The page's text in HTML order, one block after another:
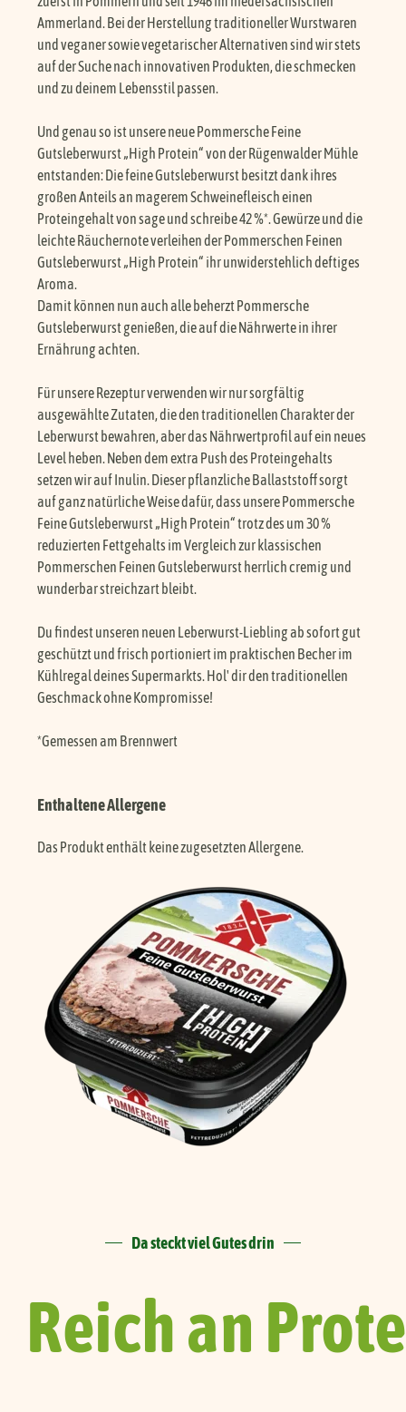
Ammerland. Bei der Herstellung traditioneller Wurstwaren
und veganer sowie vegetarischer Alternativen sind wir stets
auf der Suche nach innovativen Produkten, die schmecken
und zu deinem Lebensstil passen.
Und genau so ist unsere neue Pommersche Feine
Gutsleberwurst „High Protein“ von der Rügenwalder Mühle
entstanden: Die feine Gutsleberwurst besitzt dank ihres
großen Anteils an magerem Schweinefleisch einen
Proteingehalt von sage und schreibe 42 %*. Gewürze und die
leichte Räuchernote verleihen der Pommerschen Feinen
Gutsleberwurst „High Protein“ ihr unwiderstehlich deftiges
Aroma.
Damit können nun auch alle beherzt Pommersche
Gutsleberwurst genießen, die auf die Nährwerte in ihrer
Ernährung achten.
Für unsere Rezeptur verwenden wir nur sorgfältig
ausgewählte Zutaten, die den traditionellen Charakter der
Leberwurst bewahren, aber das Nährwertprofil auf ein neues
Level heben. Neben dem extra Push des Proteingehalts
setzen wir auf Inulin. Dieser pflanzliche Ballaststoff sorgt
auf ganz natürliche Weise dafür, dass unsere Pommersche
Feine Gutsleberwurst „High Protein“ trotz des um 30 %
reduzierten Fettgehalts im Vergleich zur klassischen
Pommerschen Feinen Gutsleberwurst herrlich cremig und
wunderbar streichzart bleibt.
Du findest unseren neuen Leberwurst-Liebling ab sofort gut
geschützt und frisch portioniert im praktischen Becher im
Kühlregal deines Supermarkts. Hol' dir den traditionellen
Geschmack ohne Kompromisse!
*Gemessen am Brennwert
Enthaltene Allergene
Das Produkt enthält keine zugesetzten Allergene.
Da steckt viel Gutes drin
Reich an